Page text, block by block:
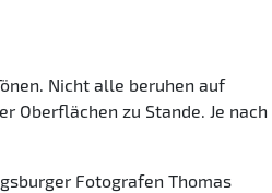
Nicht alle beruhen auf
Oberflächen zu Stande. Je nach
Fotografen Thomas